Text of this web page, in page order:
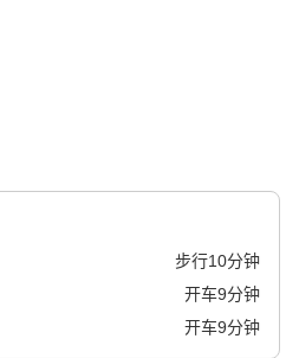
步行10分钟
开车9分钟
开车9分钟